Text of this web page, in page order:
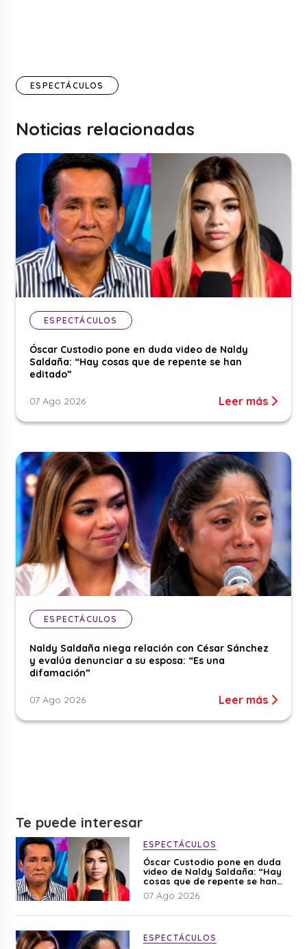
ESPECTÁCULOS
Noticias relacionadas
ESPECTÁCULOS
Óscar Custodio pone en duda video de Naldy
Saldaña: “Hay cosas que de repente se han
editado”
07 Ago 2026 Leer más
ESPECTÁCULOS
Naldy Saldaña niega relación con César Sánchez
y evalúa denunciar a su esposa: “Es una
difamación”
07 Ago 2026 Leer más
Te puede interesar
ESPECTÁCULOS
Óscar Custodio pone en duda
video de Naldy Saldaña: “Hay
cosas que de repente se han
editado”
07 Ago 2026
ESPECTÁCULOS